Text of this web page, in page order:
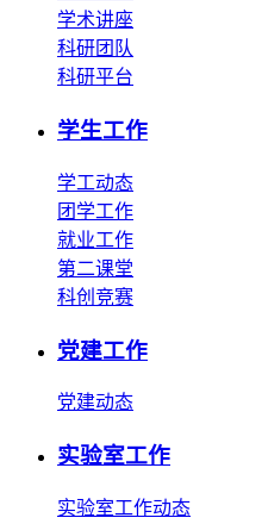
学术讲座
科研团队
科研平台
学生工作
学工动态
团学工作
就业工作
第二课堂
科创竞赛
党建工作
党建动态
实验室工作
实验室工作动态